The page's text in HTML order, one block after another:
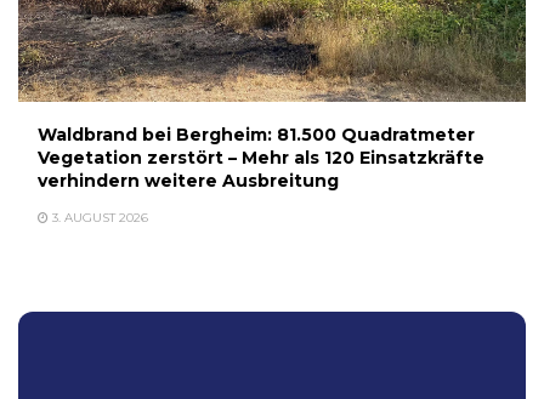
Waldbrand bei Bergheim: 81.500 Quadratmeter
Vegetation zerstört – Mehr als 120 Einsatzkräfte
verhindern weitere Ausbreitung
3. AUGUST 2026